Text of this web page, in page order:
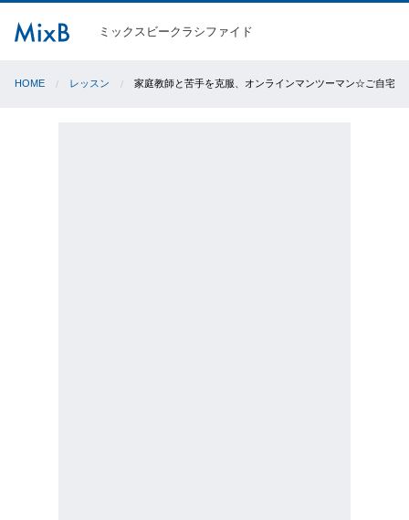
ミックスビークラシファイド
HOME レッスン 家庭教師と苦手を克服、オンラインマンツーマン☆ご自宅で